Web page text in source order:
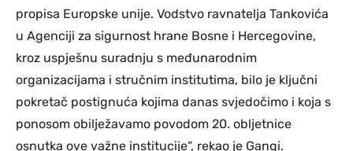
propisa Europske unije. Vodstvo ravnatelja Tankovića
u Agenciji za sigurnost hrane Bosne i Hercegovine,
kroz uspješnu suradnju s međunarodnim
organizacijama i stručnim institutima, bilo je ključni
pokretač postignuća kojima danas svjedočimo i koja s
ponosom obilježavamo povodom 20. obljetnice
osnutka ove važne institucije“, rekao je Gangi.